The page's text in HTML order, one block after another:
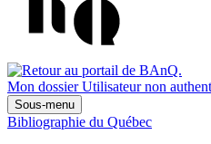
Mon dossier Utilisateur non
Sous-menu
Bibliographie du Québec